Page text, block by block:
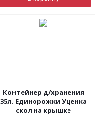
Контейнер д/хранения
35л. Единорожки Уценка
скол на крышке